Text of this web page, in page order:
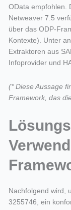
OData empfohlen.
Netweaver 7.5
über das ODP-
Kontexte). Unter
Extraktoren aus
Infoprovider und
(* Diese Aussage
Framework, das
Nachfolgend wird,
3255746, ein